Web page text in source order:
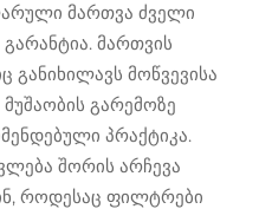
მართვა ძველი
მართვის
განიხილავს მოწვევისა
გარემოზე
პრაქტიკა.
შორის არჩევა
როდესაც ფილტრები